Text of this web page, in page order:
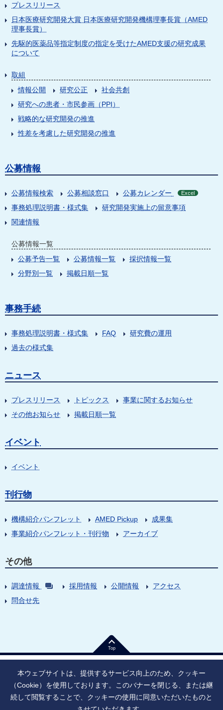
プレスリリース
日本医療研究開発大賞 日本医療研究開発機構理事長賞（AMED
理事長賞）
先駆的医薬品等指定制度の指定を受けたAMED支援の研究成果
について
取組
情報公開
研究公正
社会共創
研究への患者・市民参画（PPI）
戦略的な研究開発の推進
性差を考慮した研究開発の推進
公募情報
公募情報検索 公募相談窓口 公募カレンダー Excel
事務処理説明書・様式集
研究開発実施上の留意事項
関連情報
公募情報一覧
公募予告一覧
公募情報一覧
採択情報一覧
分野別一覧
掲載日順一覧
事務手続
事務処理説明書・様式集 FAQ
研究費の運用
過去の様式集
ニュース
プレスリリース トピックス
事業に関するお知らせ
その他お知らせ
掲載日順一覧
イベント
イベント
刊行物
機構紹介パンフレット AMED Pickup
成果集
事業紹介パンフレット・刊行物
アーカイブ
その他
調達情報 採用情報 公開情報
アクセス
問合せ先
Top
法人番号：9010005023796 東京都千代田区大手町1丁目7番1号
本ウェブサイトは、提供するサービス向上のため、クッキー
（Cookie）を使用しております。このバナーを閉じる、または継
続して閲覧することで、クッキーの使用に同意いただいたものと